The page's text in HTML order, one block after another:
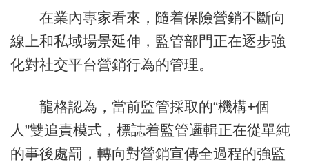
在業內專家看來，隨着保險營銷不斷向
線上和私域場景延伸，監管部門正在逐步強
化對社交平台營銷行為的管理。
龍格認為，當前監管採取的“機構+個
人”雙追責模式，標誌着監管邏輯正在從單純
的事後處罰，轉向對營銷宣傳全過程的強監